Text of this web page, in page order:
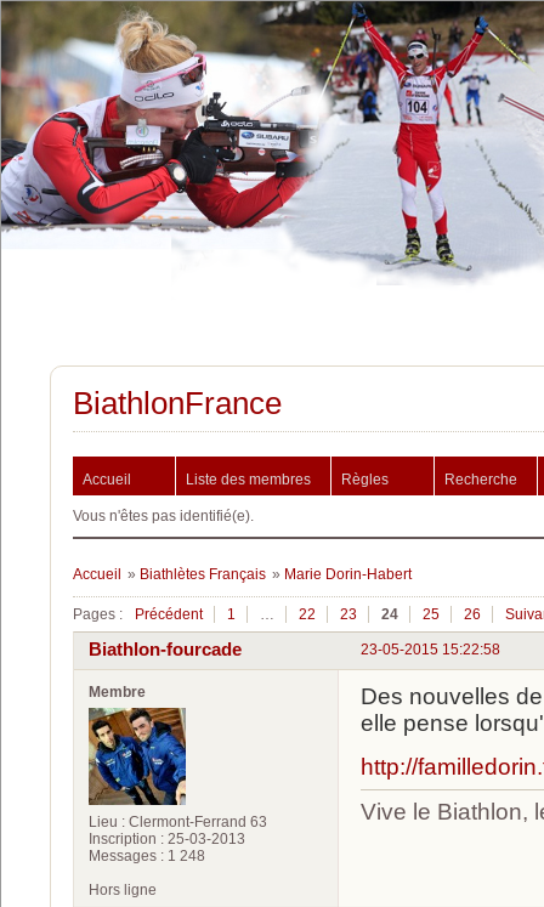
BiathlonFrance
Accueil Liste des membres Règles Recherche
Vous n'êtes pas identifié(e).
Accueil » Biathlètes Français » Marie Dorin-Habert
Pages : Précédent 1 … 22 23 24 25 26
23-05-2015 15:22:58
Biathlon-fourcade
Membre
Lieu : Clermont-Ferrand 63
Inscription : 25-03-2013
Messages : 1 248
Des nouvelles
elle pense
http://
Vive le Biathlon,
Hors ligne